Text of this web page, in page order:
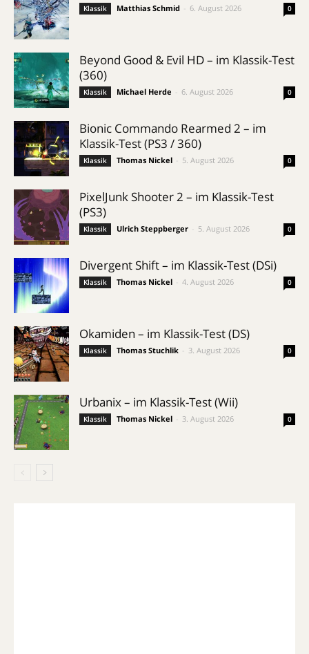
Klassik Matthias Schmid 6. August 2026 0
Beyond Good & Evil HD – im Klassik-Test
(360)
Klassik Michael Herde 6. August 2026 0
Bionic Commando Rearmed 2 – im
Klassik-Test (PS3 / 360)
Klassik Thomas Nickel 5. August 2026 0
PixelJunk Shooter 2 – im Klassik-Test
(PS3)
Klassik Ulrich Steppberger 5. August 2026 0
Divergent Shift – im Klassik-Test (DSi)
Klassik Thomas Nickel 4. August 2026 0
Okamiden – im Klassik-Test (DS)
Klassik Thomas Stuchlik 3. August 2026 0
Urbanix – im Klassik-Test (Wii)
Klassik Thomas Nickel 3. August 2026 0